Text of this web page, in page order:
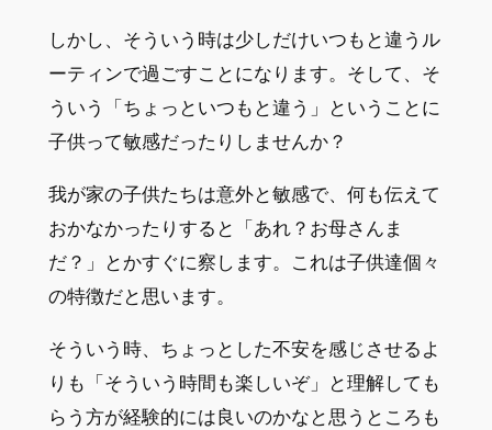
しかし、そういう時は少しだけいつもと違うル
ーティンで過ごすことになります。そして、そ
ういう「ちょっといつもと違う」ということに
子供って敏感だったりしませんか？
我が家の子供たちは意外と敏感で、何も伝えて
おかなかったりすると「あれ？お母さんま
だ？」とかすぐに察します。これは子供達個々
の特徴だと思います。
そういう時、ちょっとした不安を感じさせるよ
りも「そういう時間も楽しいぞ」と理解しても
らう方が経験的には良いのかなと思うところも